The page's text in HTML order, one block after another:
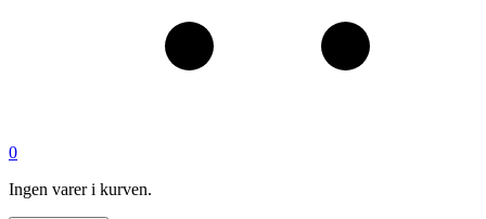
0
Ingen varer i kurven.